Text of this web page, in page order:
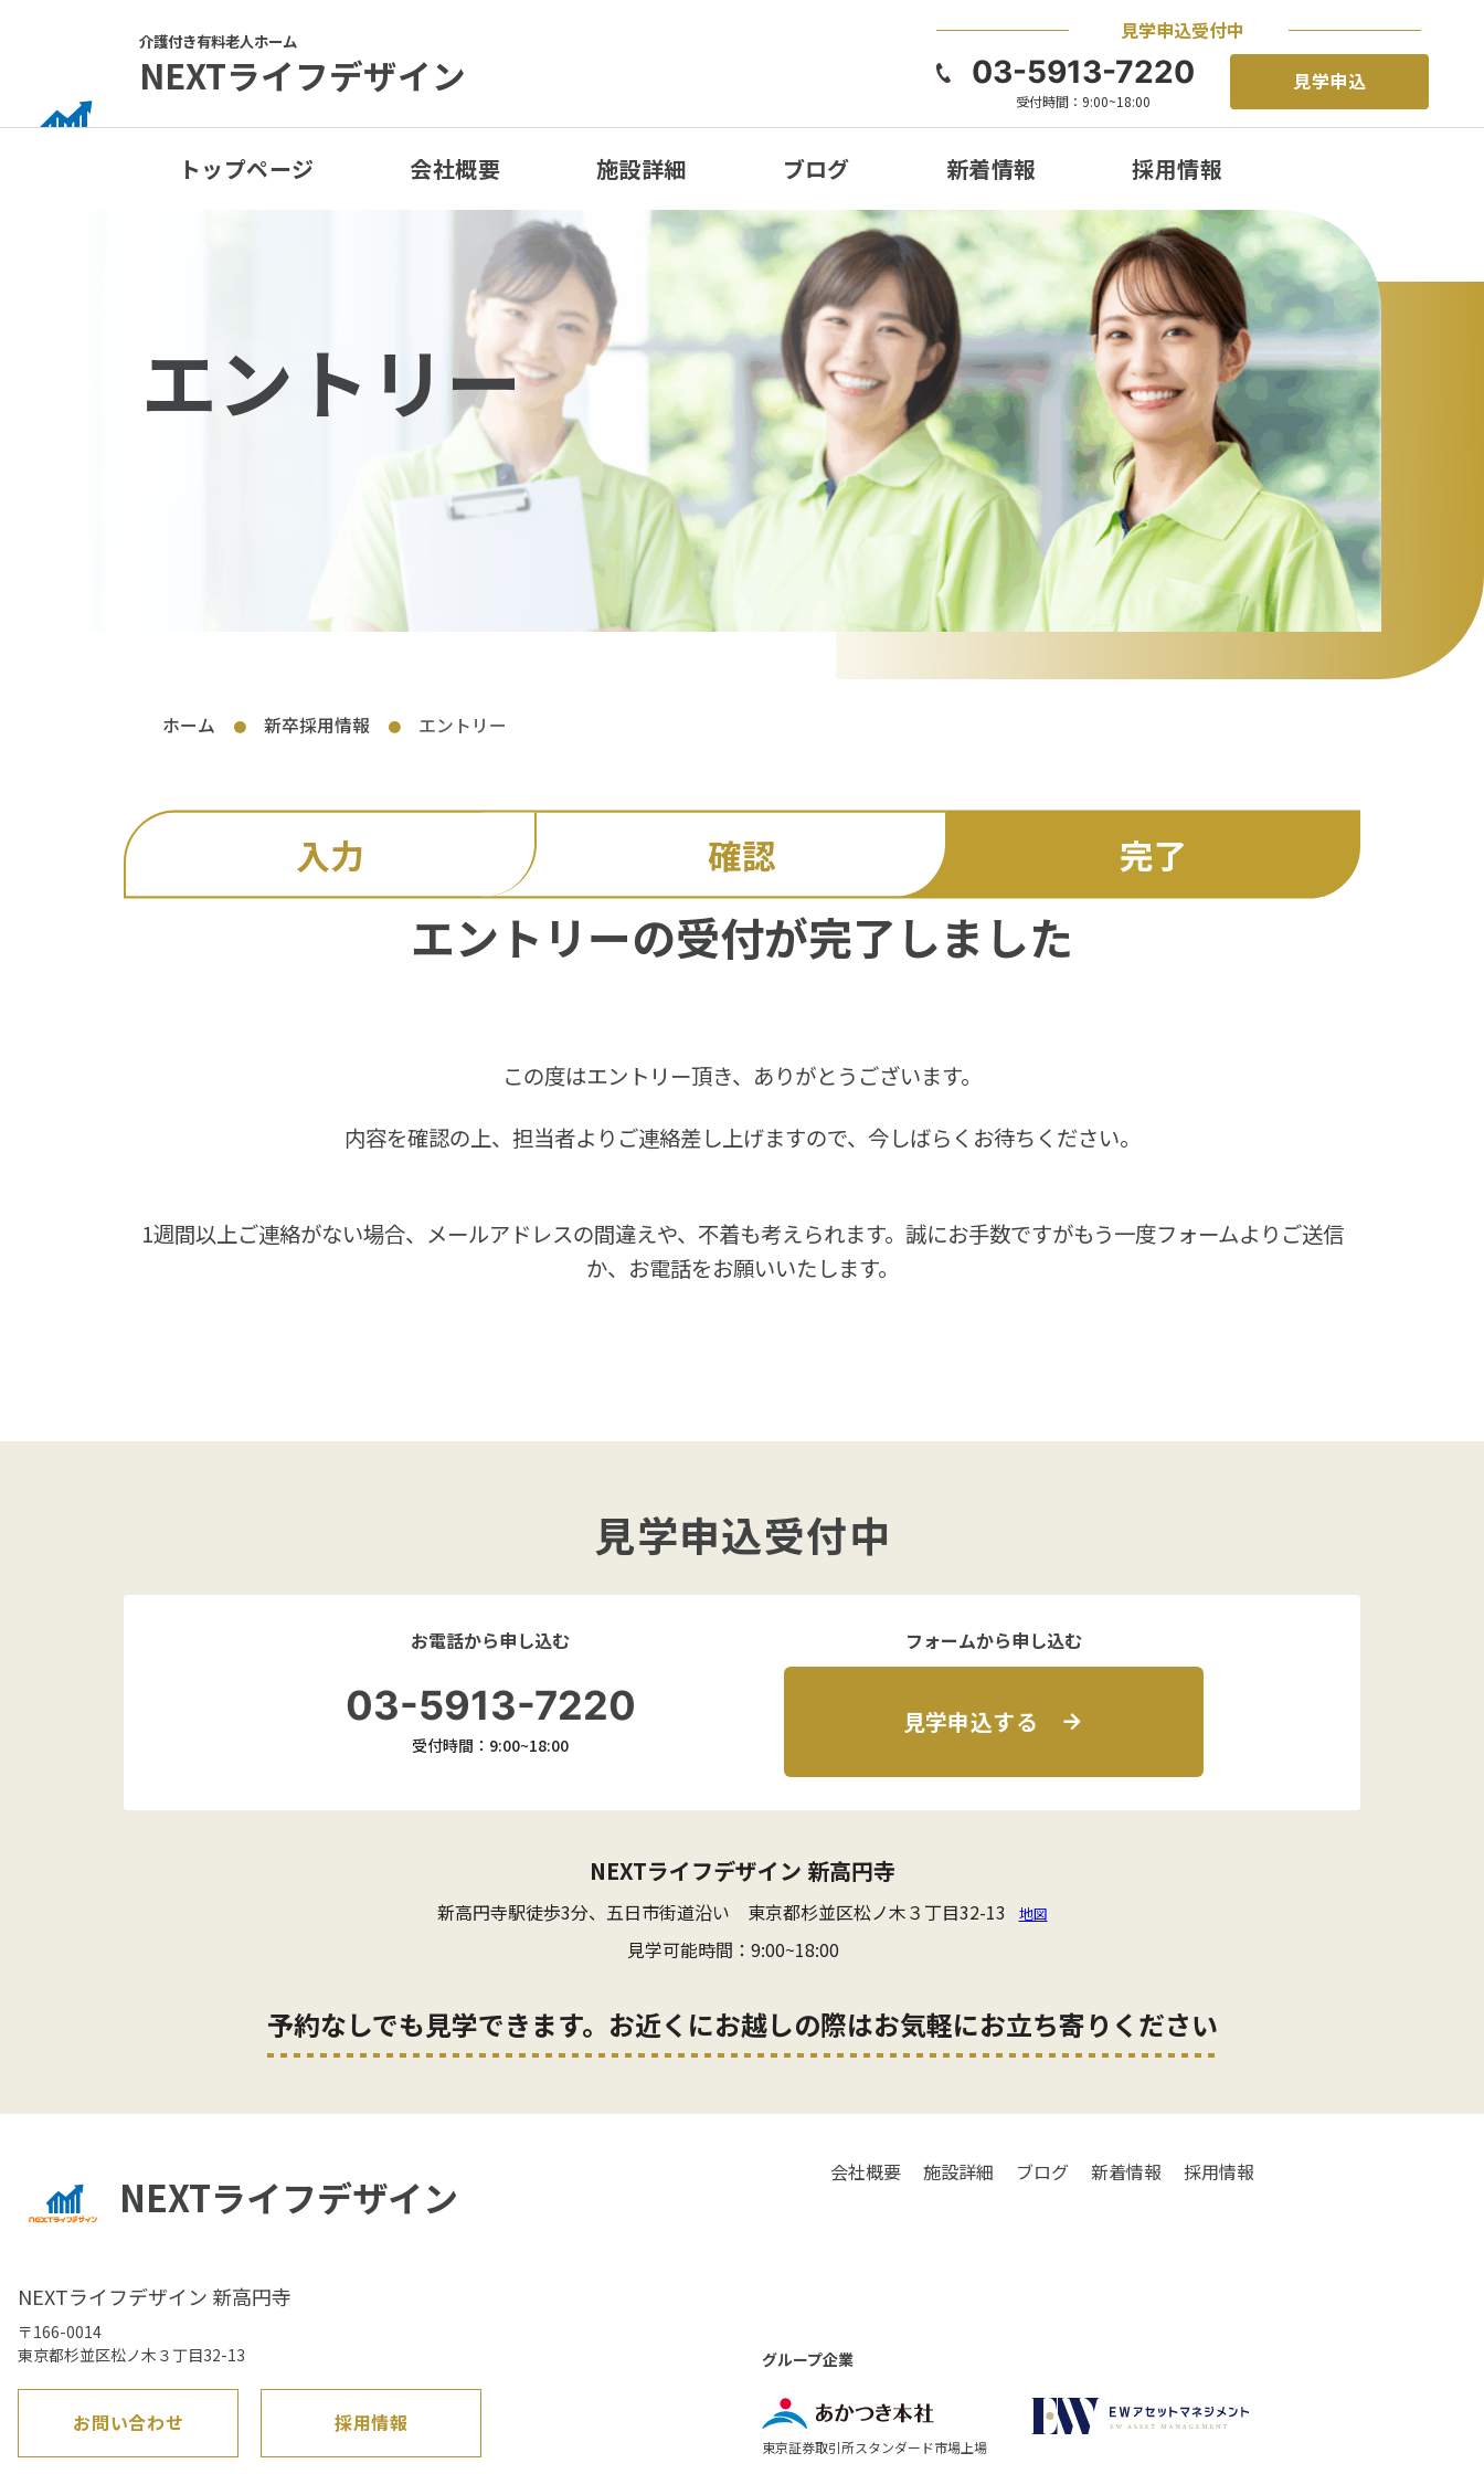
介護付き有料老人ホーム
NEXTライフデザイン
見学申込受付中
03-5913-7220
受付時間：9:00~18:00
見学申込
トップページ 会社概要 施設詳細 ブログ 新着情報 採用情報
エントリー
ホーム ● 新卒採用情報 ● エントリー
完了
確認
入力
エントリーの受付が完了しました
この度はエントリー頂き、ありがとうございます。
内容を確認の上、担当者よりご連絡差し上げますので、今しばらくお待ちください。
1週間以上ご連絡がない場合、メールアドレスの間違えや、不着も考えられます。誠にお手数ですがもう一度フォームよりご送信
か、お電話をお願いいたします。
見学申込受付中
お電話から申し込む
03-5913-7220
受付時間：9:00~18:00
フォームから申し込む
見学申込する
NEXTライフデザイン 新高円寺
新高円寺駅徒歩3分、五日市街道沿い 東京都杉並区松ノ木３丁目32-13 地図
見学可能時間：9:00~18:00
予約なしでも見学できます。お近くにお越しの際はお気軽にお立ち寄りください
NEXTライフデザイン
NEXTライフデザイン 新高円寺
〒166-0014
東京都杉並区松ノ木３丁目32-13
お問い合わせ 採用情報
会社概要 施設詳細 ブログ 新着情報 採用情報
グループ企業
東京証券取引所スタンダード市場上場